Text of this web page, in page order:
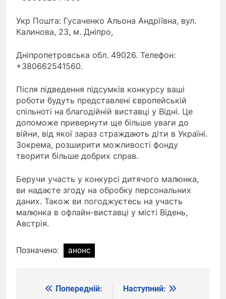
Укр Пошта: Гусаченко Альона Андріївна, вул.
Калинова, 23, м. Дніпро,
Дніпропетровська обл. 49026. Телефон:
+380662541560.
Після підведення підсумків конкурсу ваші
роботи будуть представлені європейській
спільноті на благодійній виставці у Відні. Це
допоможе привернути ще більше уваги до
війни, від якої зараз страждають діти в Україні.
Зокрема, розширити можливості фонду
творити більше добрих справ.
Беручи участь у конкурсі дитячого малюнка,
ви надаєте згоду на обробку персональних
даних. Також ви погоджуєтесь на участь
малюнка в офлайн-виставці у місті Відень,
Австрія.
Позначено: анонс
НавігаціяПопередній:
Наступний: